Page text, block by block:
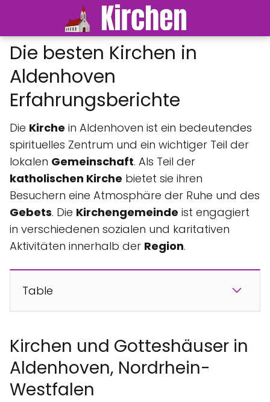
Die besten Kirchen in
Aldenhoven
Erfahrungsberichte
Die Kirche in Aldenhoven ist ein bedeutendes
spirituelles Zentrum und ein wichtiger Teil der
lokalen Gemeinschaft. Als Teil der
katholischen Kirche bietet sie ihren
Besuchern eine Atmosphäre der Ruhe und des
Gebets. Die Kirchengemeinde ist engagiert
in verschiedenen sozialen und karitativen
Aktivitäten innerhalb der Region.
Table
Kirchen und Gotteshäuser in
Aldenhoven, Nordrhein-
Westfalen